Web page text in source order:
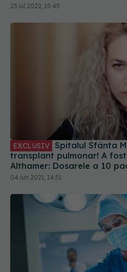
23 iul 2022, 15:45
EXCLUSIV
transplant pulmonar! A
Althamer: Dosarele a 10
italieni
04 iun 2021, 14:51